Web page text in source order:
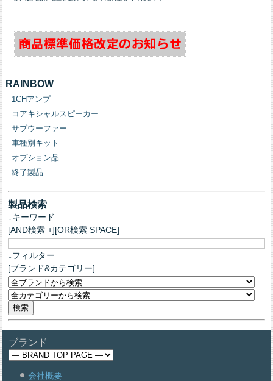
RAINBOW
1CHアンプ
コアキシャルスピーカー
サブウーファー
車種別キット
オプション品
終了製品
製品検索
↓キーワード
[AND検索 +][OR検索 SPACE]
↓フィルター
[ブランド&カテゴリー]
ブランド
会社概要